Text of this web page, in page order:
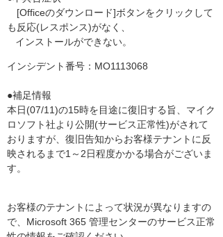
[Officeのダウンロード]ボタンをクリックして
も反応(レスポンス)がなく、
インストールができない。
インシデント番号：MO1113068
●補足情報
本日(07/11)の15時を目途に復旧する旨、マイク
ロソフト社より公開(サービス正常性)がされて
おりますが、復旧告知からお客様テナントに反
映されるまで1～2日程度かかる場合がございま
す。
お客様のテナントによって状況が異なりますの
で、Microsoft 365 管理センターのサービス正常